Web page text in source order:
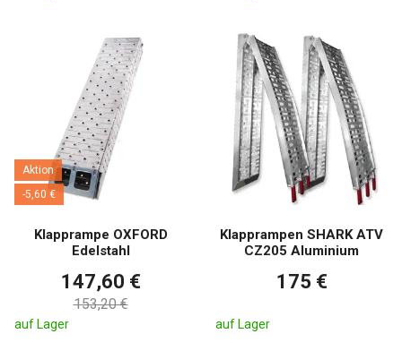
Aktion
-5,60 €
Klapprampe OXFORD
Edelstahl
147,60 €
153,20 €
auf Lager
Klapprampen SHARK ATV
CZ205 Aluminium
175 €
auf Lager